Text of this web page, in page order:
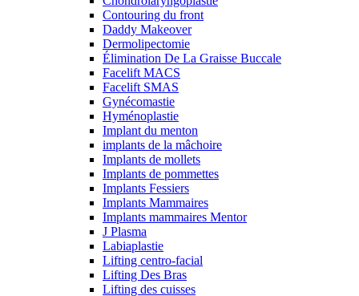
Contouring du front
Daddy Makeover
Dermolipectomie
Élimination De La Graisse Buccale
Facelift MACS
Facelift SMAS
Gynécomastie
Hyménoplastie
Implant du menton
implants de la mâchoire
Implants de mollets
Implants de pommettes
Implants Fessiers
Implants Mammaires
Implants mammaires Mentor
J Plasma
Labiaplastie
Lifting centro-facial
Lifting Des Bras
Lifting des cuisses